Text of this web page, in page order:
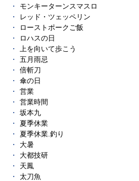
モンキーターンスマスロ
レッド・ツェッペリン
ローストポークご飯
ロハスの日
上を向いて歩こう
五月雨忌
倍斬刀
傘の日
営業
営業時間
坂本九
夏季休業
夏季休業.釣り
大暑
大都技研
天鳳
太刀魚